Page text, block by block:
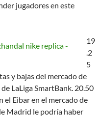
jugadores en este
19
.2
5
y bajas del mercado de
LaLiga SmartBank. 20.50
Eibar en el mercado de
Madrid le podría haber